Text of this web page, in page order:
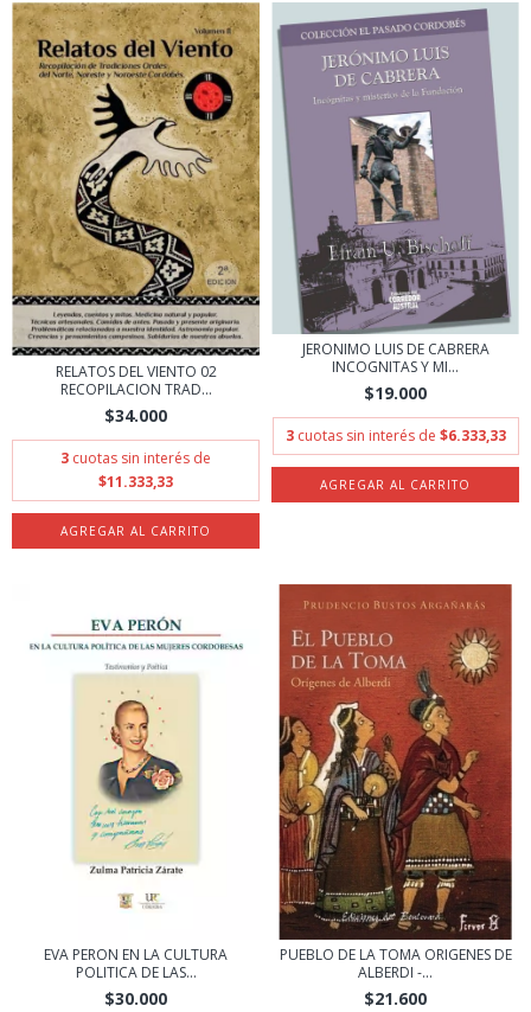
RELATOS DEL VIENTO 02
RECOPILACION TRAD...
$34.000
3 cuotas sin interés de
$11.333,33
JERONIMO LUIS DE CABRERA
INCOGNITAS Y MI...
$19.000
3 cuotas sin interés de $6.333,33
EVA PERON EN LA CULTURA
POLITICA DE LAS...
$30.000
PUEBLO DE LA TOMA ORIGENES DE
ALBERDI -...
$21.600